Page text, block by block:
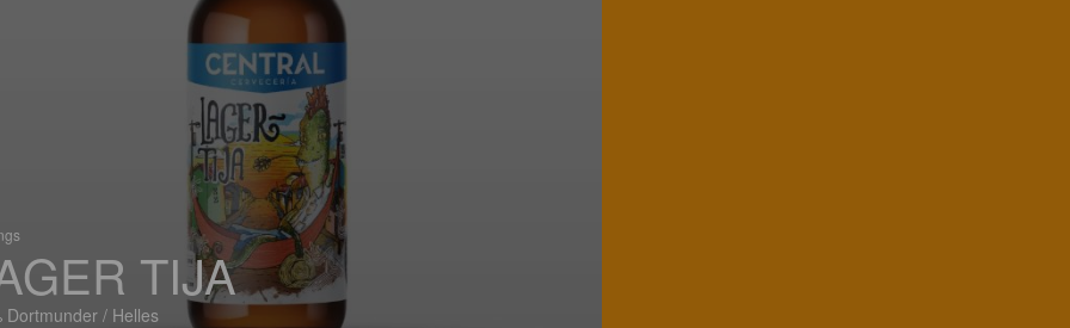
TIJA
Dortmunder / Helles